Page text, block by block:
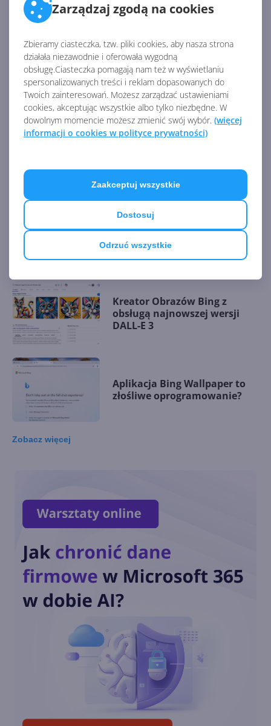
Zarządzaj zgodą na cookies
Zbieramy ciasteczka, tzw. pliki cookies, aby nasza strona
działała niezawodnie i oferowała wygodną
obsługę.Ciasteczka pomagają nam też w wyświetlaniu
spersonalizowanych treści i reklam dopasowanych do
Twoich zainteresowań. Możesz zarządzać ustawieniami
cookies, akceptując wszystkie albo tylko niezbędne. W
dowolnym momencie możesz zmienić swój wybór. (więcej
informacji o cookies w polityce prywatności)
Odrzuć wszystkie
Dostosuj
Zaakceptuj wszystkie
Źródło:
https://www.onmsft.com/news/bing-is-working-on-
ways-to-clarify-your-search-query-by-asking-follow-
up-questions
AKTUALNOŚCI Z KATEGORII BING
najnowszy model GPT-4o
kontrowersyjną aktualizację
DALL-E 3 z Kreatora Obrazów
Bing
Kreator Obrazów Bing z
obsługą najnowszej wersji
DALL-E 3
Aplikacja Bing Wallpaper to
złośliwe oprogramowanie?
wyszukiwania Bing
dostęp do jego treści
Bing ma już 140 mln
użytkowników dziennie.
Mocny wzrost od zeszłego
roku
Zobacz więcej